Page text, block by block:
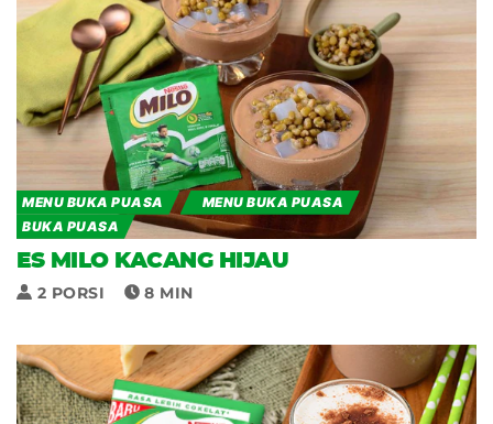
MENU BUKA PUASA
MENU BUKA PUASA
BUKA PUASA
ES MILO KACANG HIJAU
2 PORSI 8 MIN